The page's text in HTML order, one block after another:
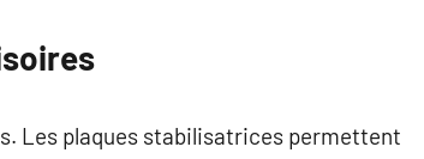
Les plaques stabilisatrices permettent